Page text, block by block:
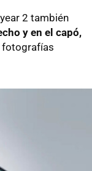
2 también
y en el capó,
fotografías